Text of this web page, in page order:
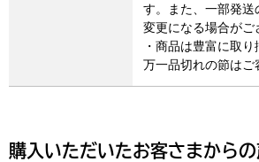
す。また、一部発
変更になる場合がご
・商品は豊富に取り
万一品切れの節はご
購入いただいたお客さまから